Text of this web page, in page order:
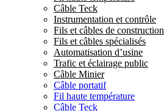
Câble Teck
Instrumentation et contrôle
Fils et câbles de construction
Fils et câbles spécialisés
Automatisation d’usine
Trafic et éclairage public
Câble Minier
Câble portatif
Fil haute température
Câble Teck